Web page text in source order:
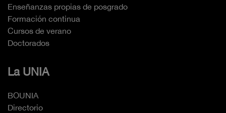
Enseñanzas propias de posgrado
Formación continua
Cursos de verano
Doctorados
La UNIA
BOUNIA
Directorio